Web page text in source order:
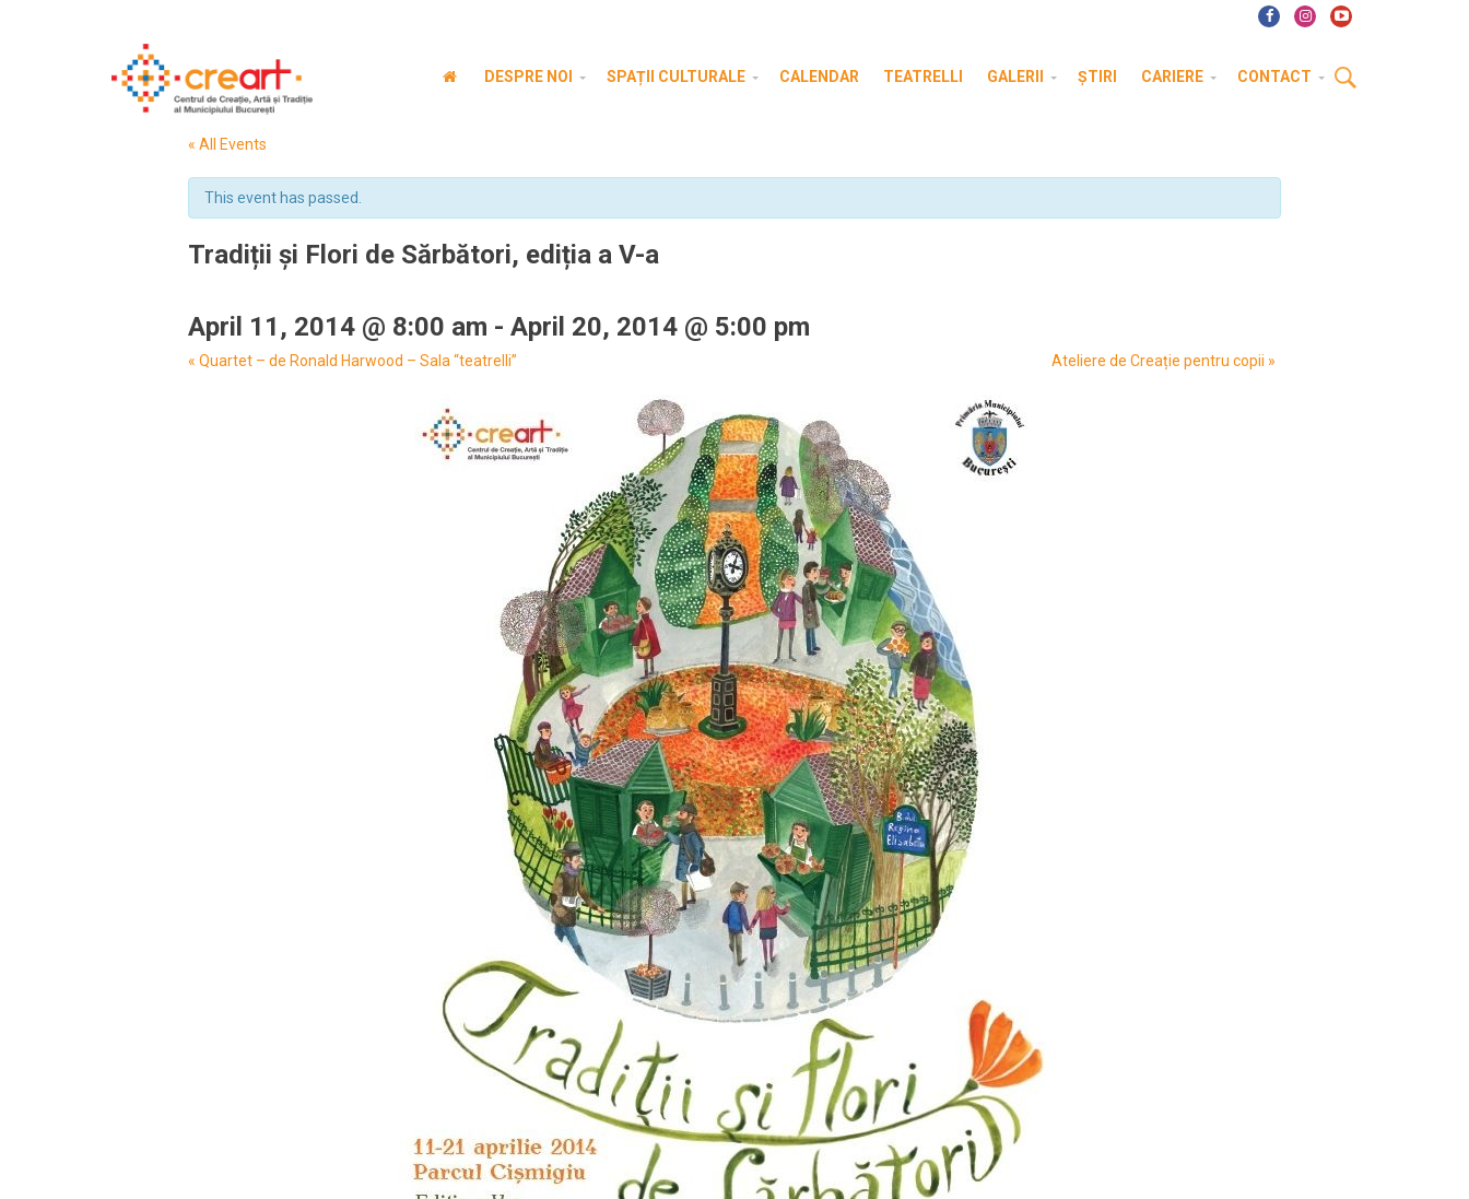
DESPRE NOI SPAȚII CULTURALE CALENDAR TEATRELLI GALERII ȘTIRI CARIERE CONTACT
« All Events
This event has passed.
Tradiții și Flori de Sărbători, ediția a V-a
April 11, 2014 @ 8:00 am - April 20, 2014 @ 5:00 pm
Event
« Quartet – de Ronald Harwood – Sala “teatrelli” Ateliere de Creație pentru copii »